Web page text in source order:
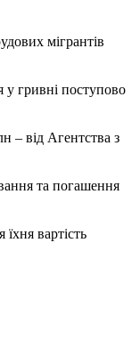
мігрантів
гривні поступово
– від Агентства з
та погашення
вартість